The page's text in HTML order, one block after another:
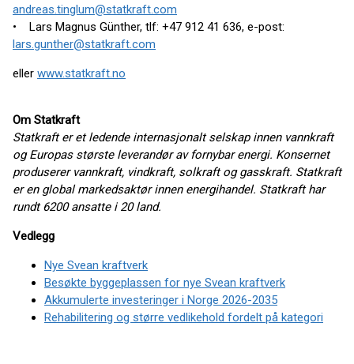
andreas.tinglum@statkraft.com
• Lars Magnus Günther, tlf: +47 912 41 636, e-post:
lars.gunther@statkraft.com
eller www.statkraft.no
Om Statkraft
Statkraft er et ledende internasjonalt selskap innen vannkraft
og Europas største leverandør av fornybar energi. Konsernet
produserer vannkraft, vindkraft, solkraft og gasskraft. Statkraft
er en global markedsaktør innen energihandel. Statkraft har
rundt 6200 ansatte i 20 land.
Vedlegg
Nye Svean kraftverk
Besøkte byggeplassen for nye Svean kraftverk
Akkumulerte investeringer i Norge 2026-2035
Rehabilitering og større vedlikehold fordelt på kategori